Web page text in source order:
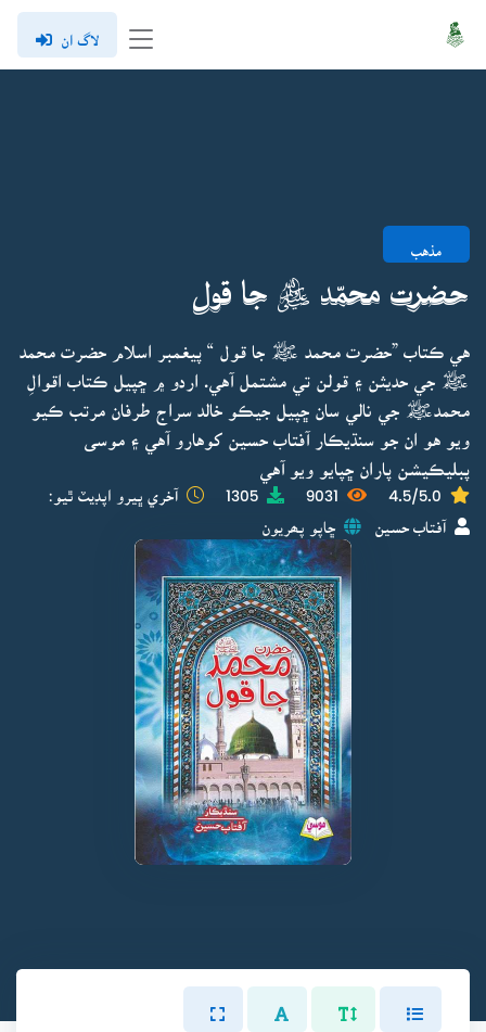
لاگ ان
مذهب
حضرت محمّد ﷺ جا قول
هي ڪتاب ”حضرت محمد ﷺ جا قول “ پيغمبر اسلام حضرت محمد
ﷺ جي حديثن ۽ قولن تي مشتمل آهي. اردو ۾ ڇپيل ڪتاب اقوالِ
محمدﷺ جي نالي سان ڇپيل جيڪو خالد سراج طرفان مرتب ڪيو
ويو هو ان جو سنڌيڪار آفتاب حسين کوهارو آهي ۽ موسى
پبليڪيشن پاران ڇپايو ويو آهي
4.5/5.0
9031
1305 آخري ڀيرو اپڊيٽ ٿيو:
آفتاب حسين ڇاپو پھريون